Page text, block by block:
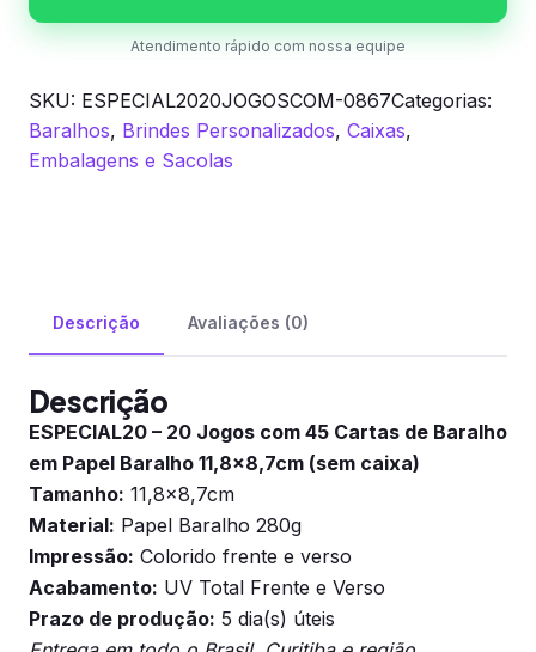
Baralho
Baralho
(sem
caixa)
Atendimento rápido com nossa equipe
SKU: ESPECIAL2020JOGOSCOM-0867Categorias:
Baralhos, Brindes Personalizados, Caixas,
Embalagens e Sacolas
Descrição Avaliações (0)
Descrição
ESPECIAL20 – 20 Jogos com 45 Cartas de Baralho
em Papel Baralho 11,8×8,7cm (sem caixa)
Tamanho: 11,8×8,7cm
Material: Papel Baralho 280g
Impressão: Colorido frente e verso
Acabamento: UV Total Frente e Verso
Prazo de produção: 5 dia(s) úteis